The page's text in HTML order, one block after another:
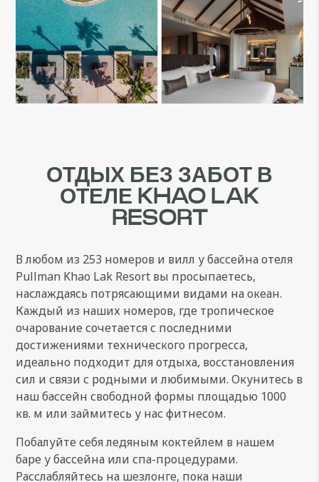
ОТДЫХ БЕЗ ЗАБОТ В
ОТЕЛЕ KHAO LAK
RESORT
В любом из 253 номеров и вилл у бассейна отеля
Pullman Khao Lak Resort вы просыпаетесь,
наслаждаясь потрясающими видами на океан.
Каждый из наших номеров, где тропическое
очарование сочетается с последними
достижениями технического прогресса,
идеально подходит для отдыха, восстановления
сил и связи с родными и любимыми. Окунитесь в
наш бассейн свободной формы площадью 1000
кв. м или займитесь у нас фитнесом.
Побалуйте себя ледяным коктейлем в нашем
баре у бассейна или спа-процедурами.
Расслабляйтесь на шезлонге, пока наши